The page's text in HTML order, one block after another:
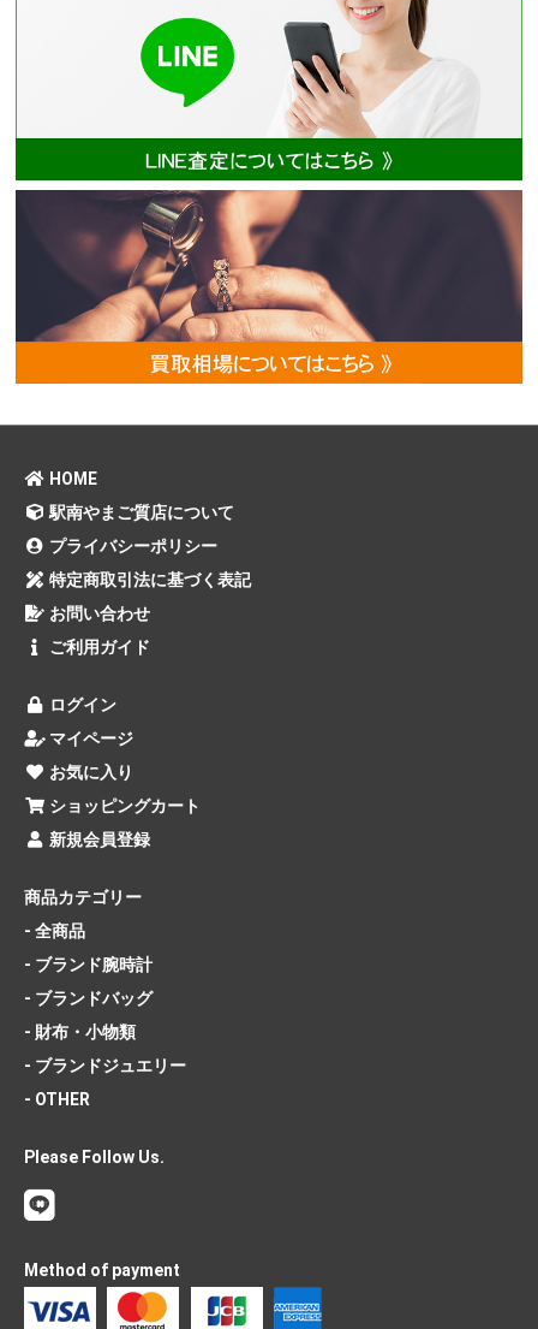
HOME
駅南やまご質店について
プライバシーポリシー
特定商取引法に基づく表記
お問い合わせ
ご利用ガイド
ログイン
マイページ
お気に入り
ショッピングカート
新規会員登録
商品カテゴリー
- 全商品
- ブランド腕時計
- ブランドバッグ
- 財布・小物類
- ブランドジュエリー
- OTHER
Please Follow Us.
Method of payment